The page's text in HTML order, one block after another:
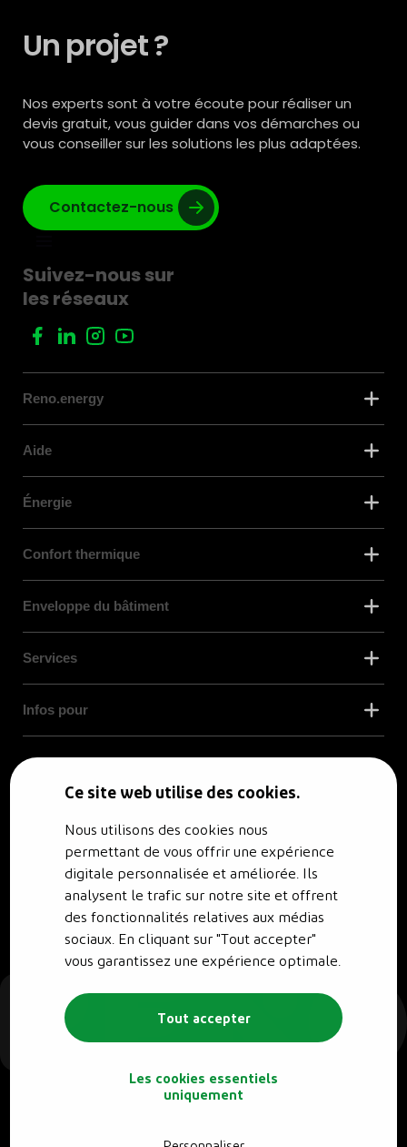
Ce site web utilise des cookies.
Nous utilisons des cookies nous
permettant de vous offrir une expérience
digitale personnalisée et améliorée. Ils
analysent le trafic sur notre site et offrent
des fonctionnalités relatives aux médias
sociaux. En cliquant sur "Tout accepter"
vous garantissez une expérience optimale.
Tout accepter
Les cookies essentiels
uniquement
Un projet ?
Nos experts sont à votre écoute pour réaliser un
devis gratuit, vous guider dans vos démarches ou
vous conseiller sur les solutions les plus adaptées.
Contactez-nous
Suivez-nous sur
les réseaux
Reno.energy
Aide
Énergie
Confort thermique
Enveloppe du bâtiment
Services
Infos pour
Conditions générales
Politique de confidentialité